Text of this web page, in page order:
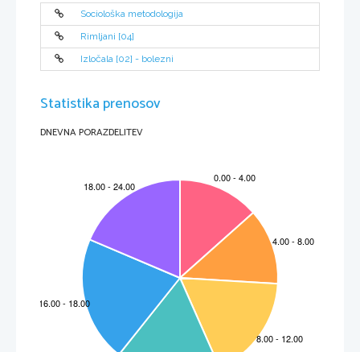
Sociološka metodologija
Rimljani [04]
Izločala [02] - bolezni
Statistika prenosov
DNEVNA PORAZDELITEV